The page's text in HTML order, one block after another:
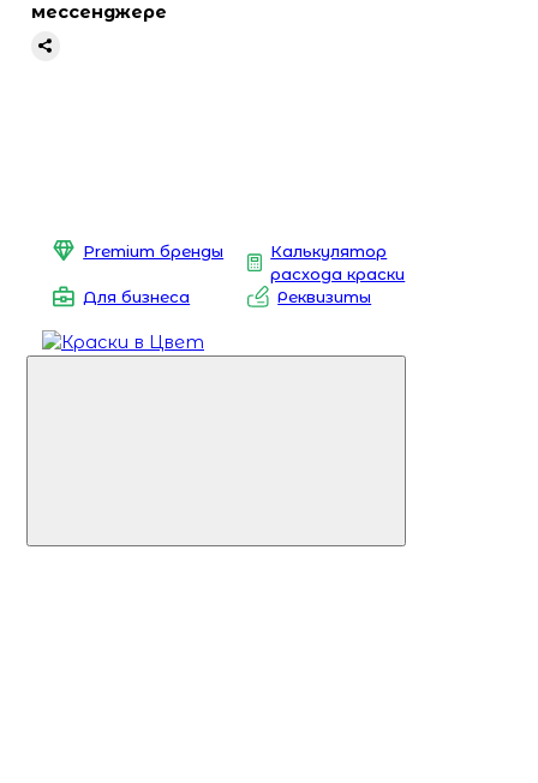
мессенджере
Premium бренды
Калькулятор
расхода краски
Для бизнеса
Реквизиты